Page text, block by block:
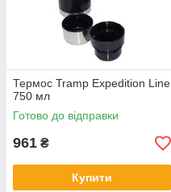
Термос Tramp Expedition Line
750 мл
Готово до відправки
961 ₴
Купити